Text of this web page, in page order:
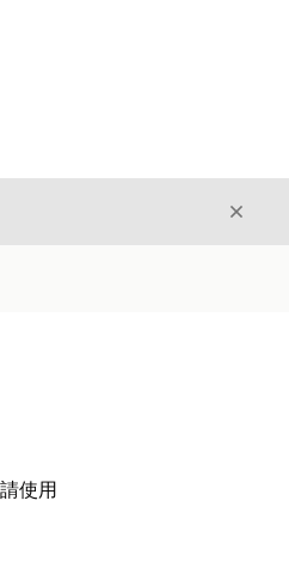
結束
使用